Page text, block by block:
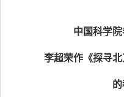
中国科学
李超荣作《探寻北